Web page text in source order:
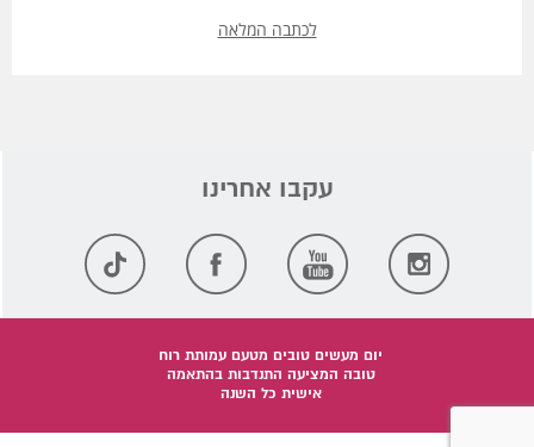
לכתבה המלאה
יום מעשים טובים מטעם עמותת רוח
טובה המציעה התנדבות בהתאמה
אישית כל השנה